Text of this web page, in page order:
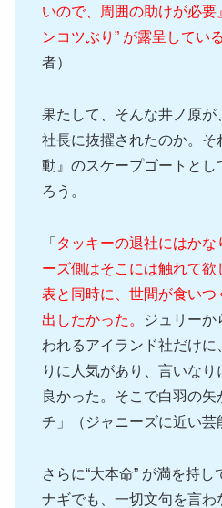
いので、周囲の助けが必要
ンコツぶり” が露呈している
者）
果たして、そんな井ノ原
社長に抜擢されたのか。そ
動』のスケープゴートと
ろう。
「 タッキーの退社にはか
ーズ側はそこには触れて
表と同時に、世間が食いつ
出したかった。
ジュリーか
われるアイランド社だけ
りに人気があり、言いな
良かった。そこで白羽の矢
チ」（ジャニーズに近い芸
さらに“大本命” が満を持
ナギでも、一切文句を言わ